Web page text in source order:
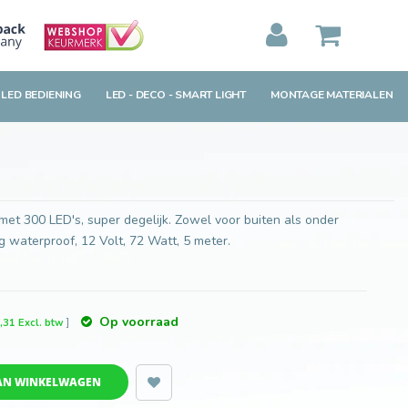
BEDIENING LED - DECO - SMART LIGHT MONTAGE MATERIALEN
300 LED's, super degelijk. Zowel voor buiten als onder
waterproof, 12 Volt, 72 Watt, 5 meter.
Excl. btw] Op voorraad
WINKELWAGEN